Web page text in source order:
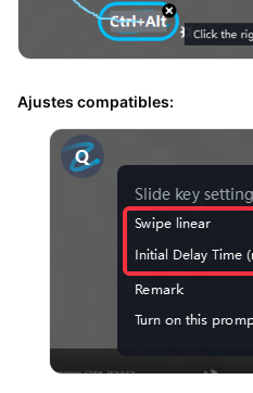
Ajustes compatibles: